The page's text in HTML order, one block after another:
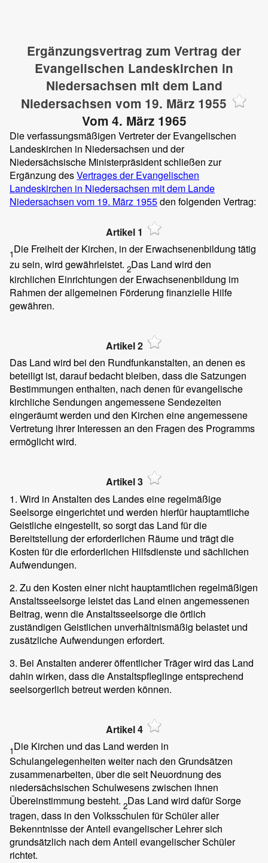
Ergänzungsvertrag zum Vertrag der
Evangelischen Landeskirchen in
Niedersachsen mit dem Land
Niedersachsen vom 19. März 1955
Vom 4. März 1965
Die verfassungsmäßigen Vertreter der Evangelischen
Landeskirchen in Niedersachsen und der
Niedersächsische Ministerpräsident schließen zur
Ergänzung desVertrages der Evangelischen
Landeskirchen in Niedersachsen mit dem Lande
Niedersachsen vom 19. März 1955den folgenden Vertrag:
Artikel 1
1Die Freiheit der Kirchen, in der Erwachsenenbildung tätig
zu sein, wird gewährleistet. 2Das Land wird den
kirchlichen Einrichtungen der Erwachsenenbildung im
Rahmen der allgemeinen Förderung finanzielle Hilfe
gewähren.
Artikel 2
Das Land wird bei den Rundfunkanstalten, an denen es
beteiligt ist, darauf bedacht bleiben, dass die Satzungen
Bestimmungen enthalten, nach denen für evangelische
kirchliche Sendungen angemessene Sendezeiten
eingeräumt werden und den Kirchen eine angemessene
Vertretung ihrer Interessen an den Fragen des Programms
ermöglicht wird.
Artikel 3
1. Wird in Anstalten des Landes eine regelmäßige
Seelsorge eingerichtet und werden hierfür hauptamtliche
Geistliche eingestellt, so sorgt das Land für die
Bereitstellung der erforderlichen Räume und trägt die
Kosten für die erforderlichen Hilfsdienste und sächlichen
Aufwendungen.
2. Zu den Kosten einer nicht hauptamtlichen regelmäßigen
Anstaltsseelsorge leistet das Land einen angemessenen
Beitrag, wenn die Anstaltsseelsorge die örtlich
zuständigen Geistlichen unverhältnismäßig belastet und
zusätzliche Aufwendungen erfordert.
3. Bei Anstalten anderer öffentlicher Träger wird das Land
dahin wirken, dass die Anstaltspfleglinge entsprechend
seelsorgerlich betreut werden können.
Artikel 4
1Die Kirchen und das Land werden in
Schulangelegenheiten weiter nach den Grundsätzen
zusammenarbeiten, über die seit Neuordnung des
niedersächsischen Schulwesens zwischen ihnen
Übereinstimmung besteht. 2Das Land wird dafür Sorge
tragen, dass in den Volksschulen für Schüler aller
Bekenntnisse der Anteil evangelischer Lehrer sich
grundsätzlich nach dem Anteil evangelischer Schüler
richtet.